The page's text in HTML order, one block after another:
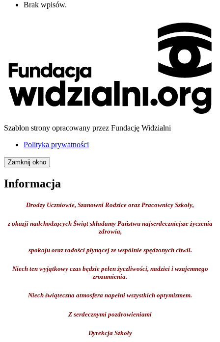
Brak wpisów.
Szablon strony opracowany przez Fundację Widzialni
Polityka prywatności
Zamknij okno
Informacja
Drodzy Uczniowie, Szanowni Rodzice oraz Pracownicy Szkoły,
z okazji nadchodzących Świąt składamy Państwu najserdeczniejsze życzenia
zdrowia,
spokoju oraz radości płynącej ze wspólnie spędzonych chwil.
Niech ten wyjątkowy czas będzie pełen życzliwości, nadziei i wzajemnego
zrozumienia.
Niech świąteczna atmosfera napełni wszystkich optymizmem.
Z serdecznymi pozdrowieniami
Dyrekcja Szkoły